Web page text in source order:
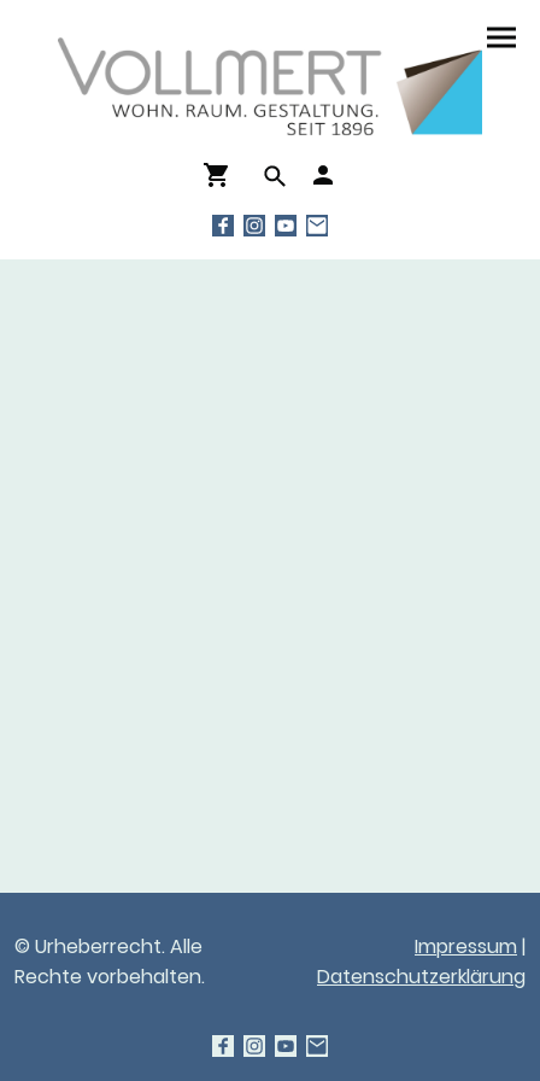
© Urheberrecht. Alle
Rechte vorbehalten.
Impressum |
Datenschutzerklärung